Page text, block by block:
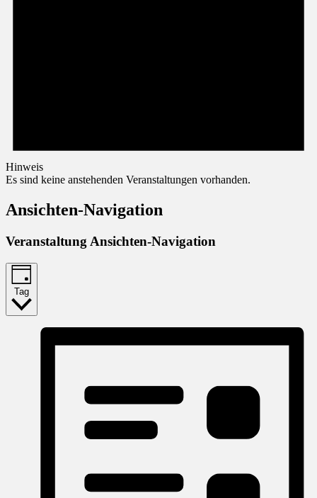
Hinweis
Es sind keine anstehenden Veranstaltungen vorhanden.
Ansichten-Navigation
Veranstaltung Ansichten-Navigation
Tag